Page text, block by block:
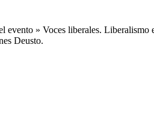
evento » Voces liberales.
Deusto.